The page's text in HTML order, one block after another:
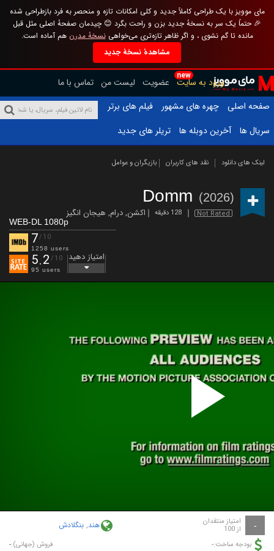
مای موویز با یک طراحی کاملاً جدید و کلی امکانات تازه و منحصر به فرد بازطراحی شده
🎉 حتماً یک سر به نسخهٔ جدید بزن و راحت بگرد 😊 چیدمان صفحهٔ اصلی مثل قبل
مانده تا گم نشوی ، و اگر ظاهر تازه‌تری می‌خواهی نسخهٔ مدرنهم آماده است.
مشاهدهٔ نسخهٔ جدید
new
ورود به سایت عضویت لیست من
تماس با ما
صفحه اصلی
چهره های مشهور
فیلم های برتر
سریال ها
آخرین دوبله ها تریلر های جدید
لینک های دانلود نقد های کاربران بازیگران و عوامل
Domm (2026)
Not Rated 128 دقیقه اکشن,درام, هیجان انگیز
WEB-DL 1080p
7/10
1258 users
5.2/10
95 users
امتیاز دهید
- امتیاز منتقدان
از 100 هند, بنگلادش
بودجه ساخت:- فروش (جهانی):-